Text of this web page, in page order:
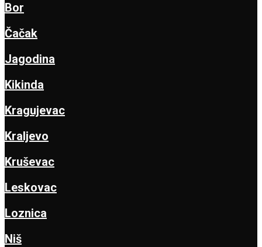
Bor
Čačak
Jagodina
Kikinda
Kragujevac
Kraljevo
Kruševac
Leskovac
Loznica
Niš